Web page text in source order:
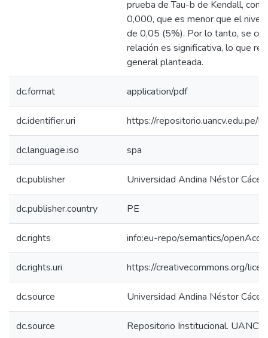
prueba de Tau-b de Kendall, con
0,000, que es menor que el nivel
de 0,05 (5%). Por lo tanto, se
relación es significativa, lo que
general planteada.
dc.format application/pdf
dc.identifier.uri https://repositorio.uancv.edu.pe/
dc.language.iso spa
dc.publisher Universidad Andina Néstor
dc.publisher.country PE
dc.rights info:eu-repo/semantics/
dc.rights.uri https://creativecommons.org/
dc.source Universidad Andina Néstor
dc.source Repositorio Institucional. UANCV